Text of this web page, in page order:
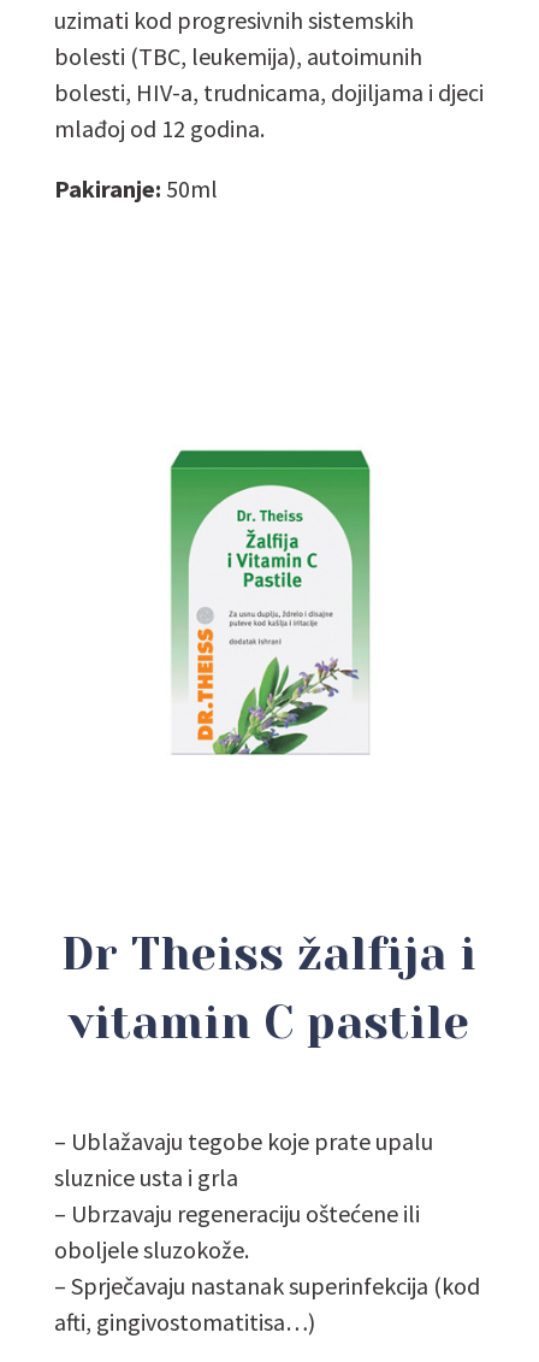
uzimati kod progresivnih sistemskih
bolesti (TBC, leukemija), autoimunih
bolesti, HIV-a, trudnicama, dojiljama i djeci
mlađoj od 12 godina.
Pakiranje: 50ml
Dr Theiss žalfija i
vitamin C pastile
– Ublažavaju tegobe koje prate upalu
sluznice usta i grla
– Ubrzavaju regeneraciju oštećene ili
oboljele sluzokože.
– Sprječavaju nastanak superinfekcija (kod
afti, gingivostomatitisa…)